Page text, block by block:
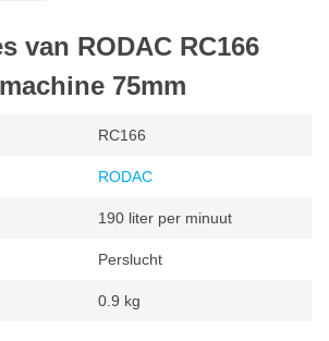
voor het polijsten van spotrepair en
het kleine formaat en toch krachtige
ook de perfecte machine om
RODAC RC166
van RODAC RC166
75mm
RC166
RODAC
190 liter per minuut
Perslucht
0.9 kg